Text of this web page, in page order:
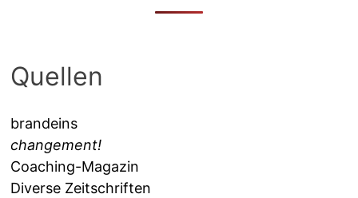
Quellen
brandeins
changement!
Coaching-Magazin
Diverse Zeitschriften